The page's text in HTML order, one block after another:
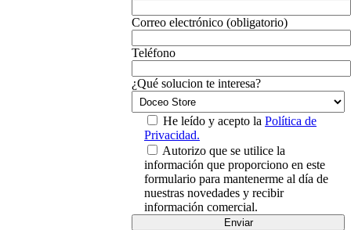
Correo electrónico (obligatorio)
Teléfono
¿Qué solucion te interesa?
He leído y acepto la Política de
Privacidad.
Autorizo que se utilice la
información que proporciono en este
formulario para mantenerme al día de
nuestras novedades y recibir
información comercial.